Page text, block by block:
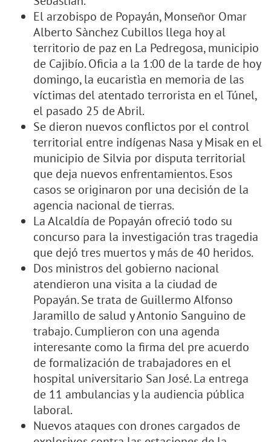
El arzobispo de Popayán, Monseñor Omar
Alberto Sànchez Cubillos llega hoy al
territorio de paz en La Pedregosa, municipio
de Cajibío. Oficia a la 1:00 de la tarde de hoy
domingo, la eucaristìa en memoria de las
víctimas del atentado terrorista en el Túnel,
el pasado 25 de Abril.
Se dieron nuevos conflictos por el control
territorial entre indígenas Nasa y Misak en el
municipio de Silvia por disputa territorial
que deja nuevos enfrentamientos. Esos
casos se originaron por una decisión de la
agencia nacional de tierras.
La Alcaldía de Popayán ofreció todo su
concurso para la investigación tras tragedia
que dejó tres muertos y más de 40 heridos.
Dos ministros del gobierno nacional
atendieron una visita a la ciudad de
Popayán. Se trata de Guillermo Alfonso
Jaramillo de salud y Antonio Sanguino de
trabajo. Cumplieron con una agenda
interesante como la firma del pre acuerdo
de formalización de trabajadores en el
hospital universitario San José. La entrega
de 11 ambulancias y la audiencia pública
laboral.
Nuevos ataques con drones cargados de